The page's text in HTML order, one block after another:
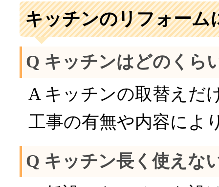
キッチンのリフォーム
Q キッチンはどのくら
A キッチンの取替えだ
工事の有無や内容によ
Q キッチン長く使えな